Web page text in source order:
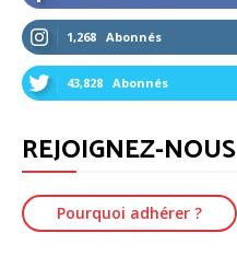
1,268 Abonnés
43,828 Abonnés
REJOIGNEZ-NOUS
Pourquoi adhérer ?